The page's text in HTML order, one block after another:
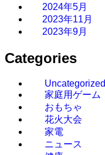
2024年5月
2023年11月
2023年9月
Categories
Uncategorized
家庭用ゲーム
おもちゃ
花火大会
家電
ニュース